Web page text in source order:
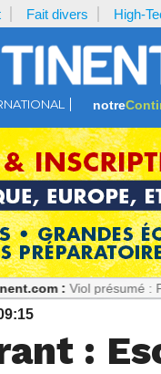
Fait divers High-
notre
Viol présumé : Pourquoi
: